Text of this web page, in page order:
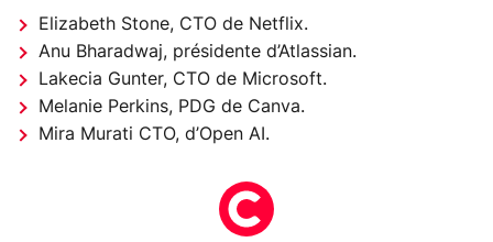
Elizabeth Stone, CTO de Netflix.
Anu Bharadwaj, présidente d’Atlassian.
Lakecia Gunter, CTO de Microsoft.
Melanie Perkins, PDG de Canva.
Mira Murati CTO, d’Open AI.